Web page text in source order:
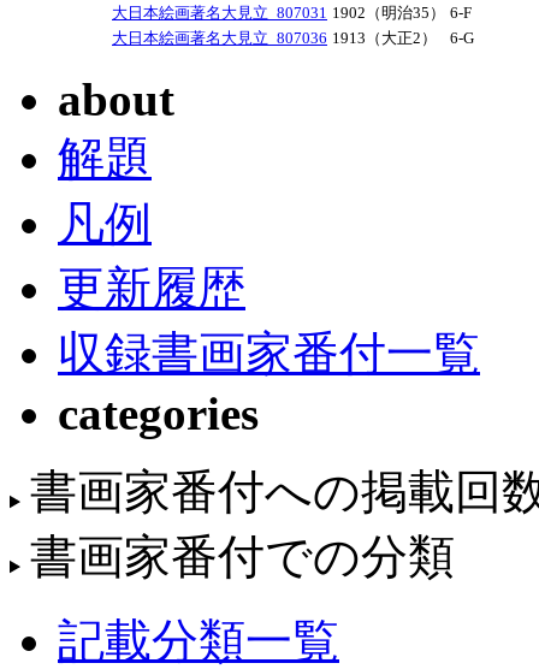
大日本絵画著名大見立_807031 1902（明治35）
6-F
大日本絵画著名大見立_807036 1913（大正2） 6-G
about
解題
凡例
更新履歴
収録書画家番付一覧
categories
書画家番付への掲載回
書画家番付での分類
記載分類一覧